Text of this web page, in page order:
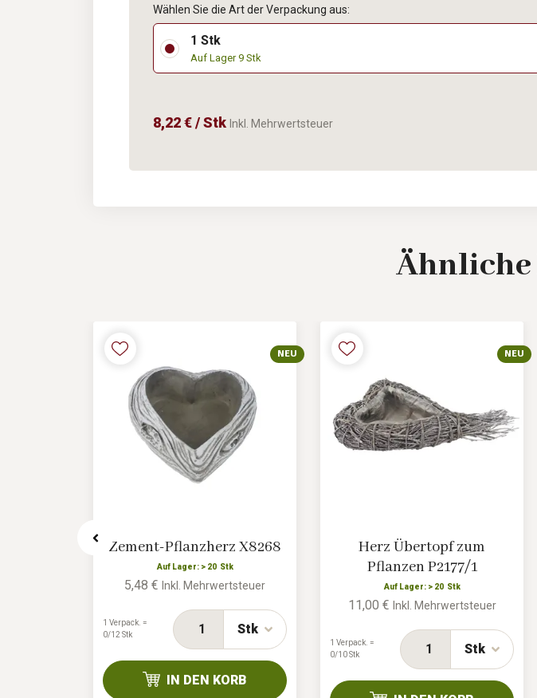
Wählen Sie die Art der Verpackung aus:
1 Stk
Auf Lager 9 Stk
8,22 € / Stk Inkl. Mehrwertsteuer
Ähnliche
NEU
Zement-Pflanzherz X8268
Auf Lager: > 20 Stk
5,48 € Inkl. Mehrwertsteuer
Stk
1 Verpack. =
0/12 Stk
IN DEN KORB
NEU
Herz Übertopf zum
Pflanzen P2177/1
Auf Lager: > 20 Stk
11,00 € Inkl. Mehrwertsteuer
Stk
1 Verpack. =
0/10 Stk